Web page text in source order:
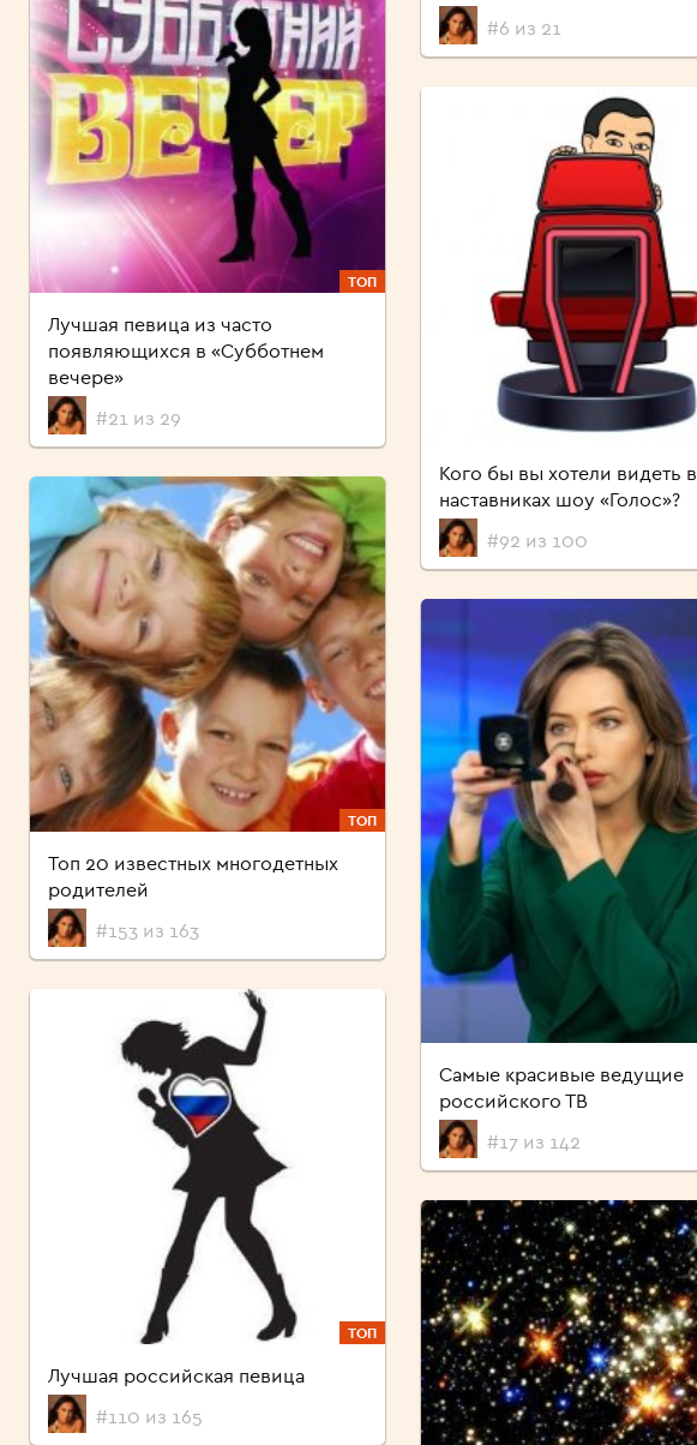
ТОП
Лучшая певица из часто
появляющихся в «Субботнем
вечере»
#21 из 29
ТОП
Топ 20 известных многодетных
родителей
#153 из 163
ТОП
Лучшая российская певица
#110 из 165
#6 из 21
Кого бы вы хотели видеть в
наставниках шоу «Голос»?
#92 из 100
Самые красивые ведущие
российского ТВ
#17 из 142